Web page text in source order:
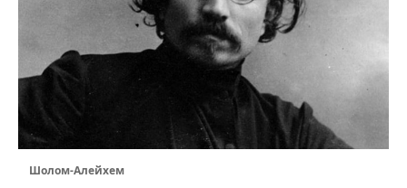
Шолом-Алейхем